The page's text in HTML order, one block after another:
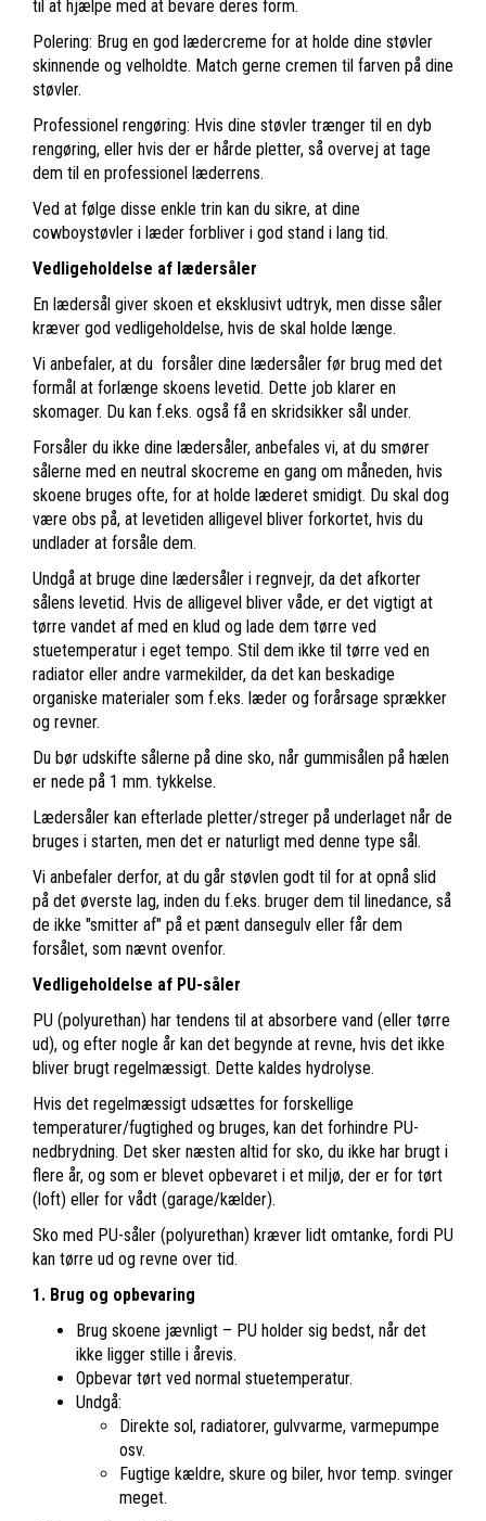
til at hjælpe med at bevare deres form.
Polering: Brug en god lædercreme for at holde dine støvler
skinnende og velholdte. Match gerne cremen til farven på dine
støvler.
Professionel rengøring: Hvis dine støvler trænger til en dyb
rengøring, eller hvis der er hårde pletter, så overvej at tage
dem til en professionel læderrens.
Ved at følge disse enkle trin kan du sikre, at dine
cowboystøvler i læder forbliver i god stand i lang tid.
Vedligeholdelse af lædersåler
En lædersål giver skoen et eksklusivt udtryk, men disse såler
kræver god vedligeholdelse, hvis de skal holde længe.
Vi anbefaler, at du forsåler dine lædersåler før brug med det
formål at forlænge skoens levetid. Dette job klarer en
skomager. Du kan f.eks. også få en skridsikker sål under.
Forsåler du ikke dine lædersåler, anbefales vi, at du smører
sålerne med en neutral skocreme en gang om måneden, hvis
skoene bruges ofte, for at holde læderet smidigt. Du skal dog
være obs på, at levetiden alligevel bliver forkortet, hvis du
undlader at forsåle dem.
Undgå at bruge dine lædersåler i regnvejr, da det afkorter
sålens levetid. Hvis de alligevel bliver våde, er det vigtigt at
tørre vandet af med en klud og lade dem tørre ved
stuetemperatur i eget tempo. Stil dem ikke til tørre ved en
radiator eller andre varmekilder, da det kan beskadige
organiske materialer som f.eks. læder og forårsage sprækker
og revner.
Du bør udskifte sålerne på dine sko, når gummisålen på hælen
er nede på 1 mm. tykkelse.
Lædersåler kan efterlade pletter/streger på underlaget når de
bruges i starten, men det er naturligt med denne type sål.
Vi anbefaler derfor, at du går støvlen godt til for at opnå slid
på det øverste lag, inden du f.eks. bruger dem til linedance, så
de ikke "smitter af" på et pænt dansegulv eller får dem
forsålet, som nævnt ovenfor.
Vedligeholdelse af PU-såler
PU (polyurethan) har tendens til at absorbere vand (eller tørre
ud), og efter nogle år kan det begynde at revne, hvis det ikke
bliver brugt regelmæssigt. Dette kaldes hydrolyse.
Hvis det regelmæssigt udsættes for forskellige
temperaturer/fugtighed og bruges, kan det forhindre PU-
nedbrydning. Det sker næsten altid for sko, du ikke har brugt i
flere år, og som er blevet opbevaret i et miljø, der er for tørt
(loft) eller for vådt (garage/kælder).
Sko med PU-såler (polyurethan) kræver lidt omtanke, fordi PU
kan tørre ud og revne over tid.
1. Brug og opbevaring
Brug skoene jævnligt – PU holder sig bedst, når det
ikke ligger stille i årevis.
Opbevar tørt ved normal stuetemperatur.
Undgå:
Direkte sol, radiatorer, gulvvarme, varmepumpe
osv.
Fugtige kældre, skure og biler, hvor temp. svinger
meget.